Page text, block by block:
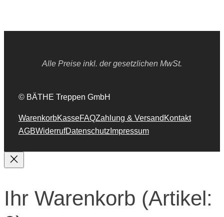
Alle Preise inkl. der gesetzlichen MwSt.
© BÄTHE Treppen GmbH
WarenkorbKasseFAQZahlung & VersandKontakt
AGBWiderrufDatenschutzImpressum
Ihr Warenkorb (Artikel: